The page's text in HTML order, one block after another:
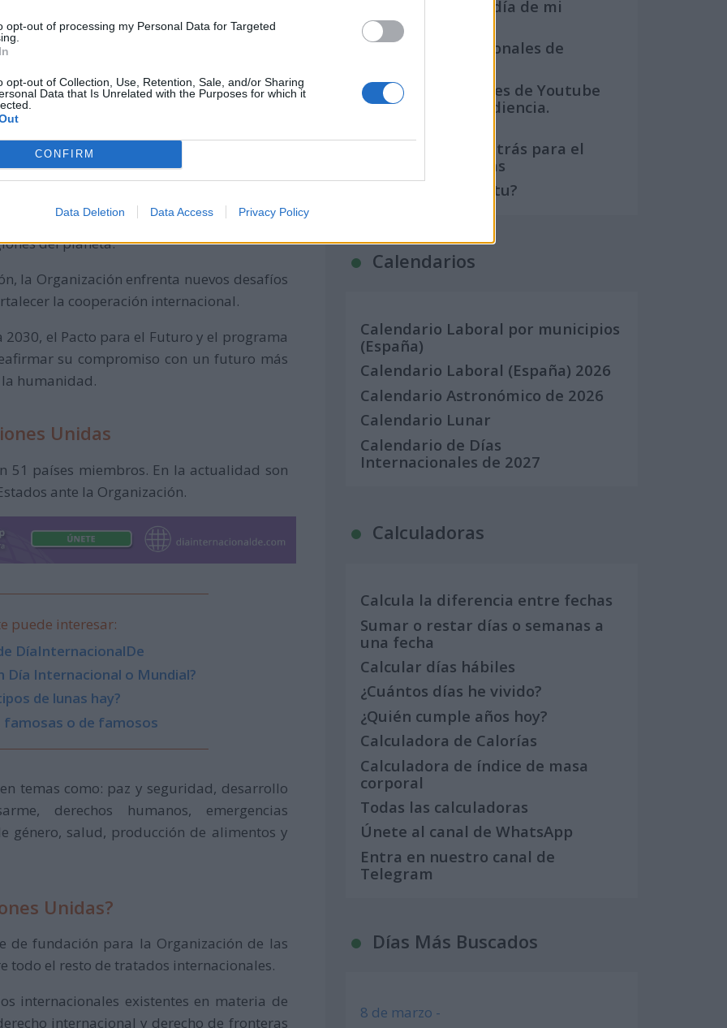
opt-out of processing my Personal Data for Targeted
opt-out of Collection, Use, Retention, Sale, and/or Sharing
Data that Is Unrelated with the Purposes for which it
CONFIRM
Data Deletion Data Access Privacy Policy
Construyendo juntos
de las Naciones Unidas (ONU), la
y de mayor alcance global.
a promover la paz, los derechos
avances significativos en salud,
del planeta.
la Organización enfrenta nuevos desafíos
la cooperación internacional.
el Pacto para el Futuro y el programa
su compromiso con un futuro más
humanidad.
Unidas
51 países miembros. En la actualidad son
ante la Organización.
puede interesar:
DíaInternacionalDe
Día Internacional o Mundial?
de lunas hay?
famosas o de famosos
temas como: paz y seguridad, desarrollo
derechos humanos, emergencias
género, salud, producción de alimentos y
Unidas?
de fundación para la Organización de las
todo el resto de tratados internacionales.
internacionales existentes en materia de
internacional y derecho de fronteras
Qué se celebra el día de mi
cumpleaños
Eventos internacionales de
Los mejores canales de Youtube
según nuestra audiencia.
Crea una cuenta atrás para el
evento que quieras
¿Qué día crearías tu?
Calendarios
Calendario Laboral por municipios
(España)
Calendario Laboral (España) 2026
Calendario Astronómico de 2026
Calendario Lunar
Calendario de Días
Internacionales de 2027
Calculadoras
Calcula la diferencia entre fechas
Sumar o restar días o semanas a
una fecha
Calcular días hábiles
¿Cuántos días he vivido?
¿Quién cumple años hoy?
Calculadora de Calorías
Calculadora de índice de masa
corporal
Todas las calculadoras
Únete al canal de WhatsApp
Entra en nuestro canal de
Telegram
Días Más Buscados
8 de marzo -